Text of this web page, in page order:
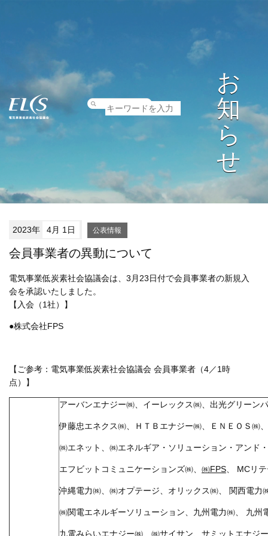
お
知
ら
せ
2023年 4月 1日 公表情報
会員事業者の異動について
電気事業低炭素社会協議会は、3月23日付で会員事業者の新規入
会を承認いたしました。
【入会（1社）】
●株式会社FPS
【ご参考：電気事業低炭素社会協議会 会員事業者（4／1時
点）】
アーバンエナジー㈱、イーレックス㈱、出光グリーン
伊藤忠エネクス㈱、ＨＴＢエナジー㈱、ＥＮＥＯＳ㈱
㈱エネット、㈱エネルギア・ソリューション・アンド
エフビットコミュニケーションズ㈱、 ㈱FPS、 MCリ
沖縄電力㈱、㈱オプテージ、オリックス㈱、 関西電力
㈱関電エネルギーソリューション、九州電力㈱、 九州
九電みらいエナジー㈱、㈱サイサン、サミットエナジ